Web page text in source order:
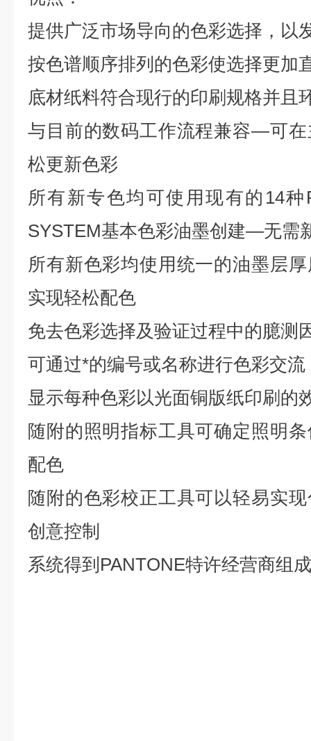
提供广泛市场导向的色彩选择，以
按色谱顺序排列的色彩使选择更加
底材纸料符合现行的印刷规格并且
与目前的数码工作流程兼容—可
松更新色彩
所有新专色均可使用现有的14种
SYSTEM基本色彩油墨创建—无需
所有新色彩均使用统一的油墨层
实现轻松配色
免去色彩选择及验证过程中的臆测
可通过*的编号或名称进行色彩交
显示每种色彩以光面铜版纸印刷的
随附的照明指标工具可确定照明
配色
随附的色彩校正工具可以轻易实
创意控制
系统得到PANTONE特许经营商组